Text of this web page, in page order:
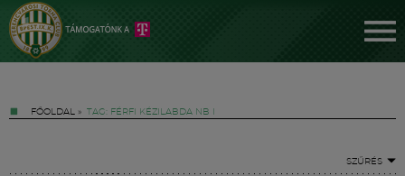
FŐOLDAL » TAG: FÉRFI KÉZILABDA NB I
SZŰRÉS